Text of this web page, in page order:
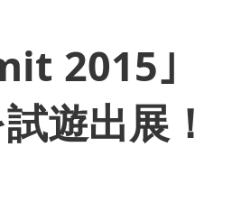
2015｣
遊出展！